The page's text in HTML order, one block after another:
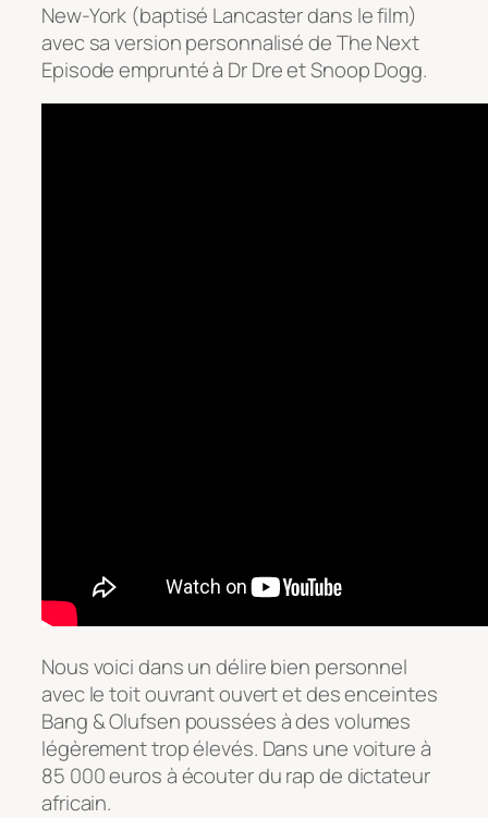
New-York (baptisé Lancaster dans le film)
avec sa version personnalisé de The Next
Episode emprunté à Dr Dre et Snoop Dogg.
Nous voici dans un délire bien personnel
avec le toit ouvrant ouvert et des enceintes
Bang & Olufsen poussées à des volumes
légèrement trop élevés. Dans une voiture à
85 000 euros à écouter du rap de dictateur
africain.